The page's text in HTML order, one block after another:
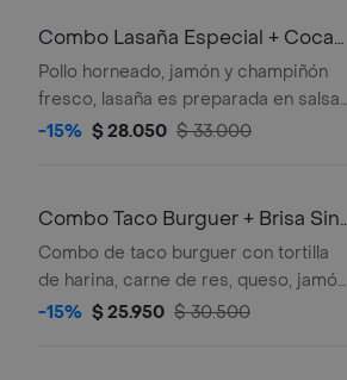
Combo Lasaña Especial + Coca-
Cola Sin Azúcar 350 ml
Pollo horneado, jamón y champiñón
fresco, lasaña es preparada en salsa
boloñesa y son acompañadas de pan
-15% $ 28.050 $ 33.000
Combo Taco Burguer + Brisa Sin
Gas 600ML
Combo de taco burguer con tortilla
de harina, carne de res, queso, jamón,
lechuga, tomate, piña y cebolla
-15% $ 25.950 $ 30.500